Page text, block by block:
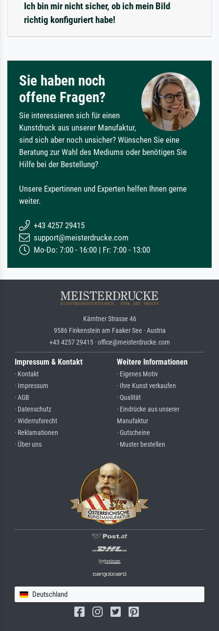
Ich bin mir nicht sicher, ob ich mein Bild
richtig konfiguriert habe!
Sie haben noch
offene Fragen?
Sie interessieren sich für einen
Kunstdruck aus unserer Manufaktur,
sind sich aber noch unsicher? Wünschen Sie eine
Beratung zur Wahl des Mediums oder benötigen Sie
Hilfe bei der Bestellung?
Unsere Expertinnen und Experten helfen Ihnen gerne
weiter.
+43 4257 29415
support@meisterdrucke.com
Mo-Do: 7:00 - 16:00 | Fr: 7:00 - 13:00
Kärntner Strasse 46
9586 Finkenstein am Faaker See · Austria
+43 4257 29415 · office@meisterdrucke.com
Impressum & Kontakt
· Kontakt
· Impressum
· AGB
· Datenschutz
· Widerrufsrecht
· Reklamationen
· Über uns
Weitere Informationen
· Eigenes Motiv
· Ihre Kunst verkaufen
· Qualität
· Eindrücke aus unserer
Manufaktur
· Gutscheine
· Muster bestellen
Deutschland